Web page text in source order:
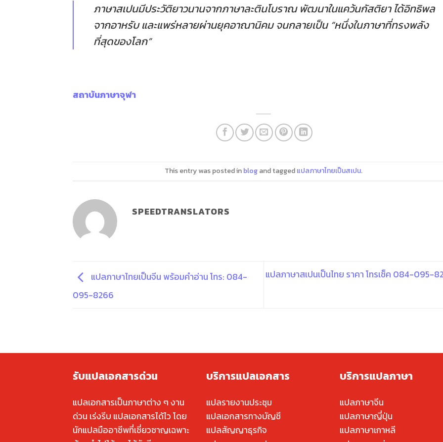
ภาษาสเปนมีประวัติยาวนานจากภาษาละตินโบราณ พัฒนาในแคว้นกัสติยา ได้อิทธิพล
จากอาหรับ และแพร่หลายผ่านยุคอาณานิคม จนกลายเป็น “หนึ่งในภาษาที่ทรงพลัง
ที่สุดของโลก”
สถาบันภาษาจุฬา
This entry was posted inblogand taggedแปลภาษาไทยเป็นสเปน.
SPEEDTRANSLATORS
แปลภาษาไทยเป็นจีน พร้อมคําอ่าน โทร: 084-
095-8266
แปลภาษาสเปนเป็นไทย ราคา โทรเช็ค 084-095-
รับแปลเอกสารด่วน
แปลเอกสารเป็นภาษาต่าง ๆ งาน
ด่วน เร่งรีบ แปลเอกสารได้ไว โดย
นักแปลมืออาชีพที่เชี่ยวชาญเฉพาะ
บริการแปลเอกสาร
แปลรายงานประชุม
แปลเอกสารทางบัญชี
แปลสัญญาธุรกิจ
บริการแปลภาษา
แปลภาษาจีน
แปลภาษาญี่ปุ่น
แปลภาษาเกาหลี